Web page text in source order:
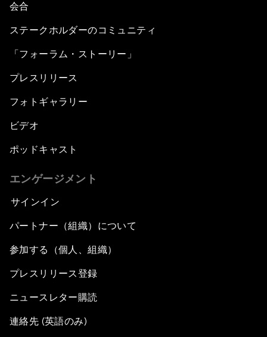
会合
ステークホルダーのコミュニティ
「フォーラム・ストーリー」
プレスリリース
フォトギャラリー
ビデオ
ポッドキャスト
エンゲージメント
サインイン
パートナー（組織）について
参加する（個人、組織）
プレスリリース登録
ニュースレター購読
連絡先 (英語のみ)